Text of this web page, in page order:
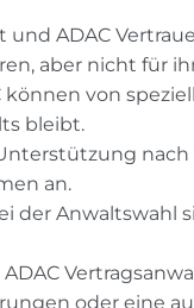
und ADAC
aber nicht für
können von
bleibt.
an.
der Anwaltswahl
oder eine